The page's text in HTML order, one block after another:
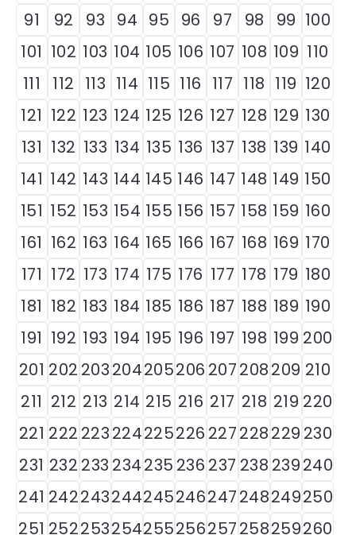
91
92 93 94 95 96 97 98 99 100
101 102 103 104 105 106 107 108 109 110
111
112 113 114 115 116 117 118 119 120
121 122 123 124 125 126 127 128 129 130
131 132 133 134 135 136 137 138 139 140
141 142 143 144 145 146 147 148 149 150
151 152 153 154 155 156 157 158 159 160
161 162 163 164 165 166 167 168 169 170
171 172 173 174 175 176 177 178 179 180
181 182 183 184 185 186 187 188 189 190
191 192 193 194 195 196 197 198 199 200
201 202 203204205206 207208209 210
211 212 213 214 215 216 217 218 219 220
221 222 223224225226 227228229 230
231 232 233 234235 236 237 238 239240
241 242243244245246247248249250
251 252253254255256257258259260